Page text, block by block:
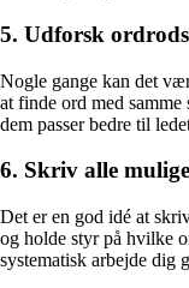
5. Udforsk
Nogle gange kan det
at finde ord med
dem passer bedre til
6. Skriv alle
Det er en god idé at
og holde styr på hvilke
systematisk arbejde dig